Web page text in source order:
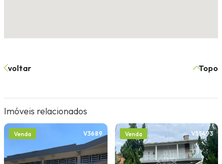
voltar Topo
Imóveis relacionados
Venda V3689 Venda V55493